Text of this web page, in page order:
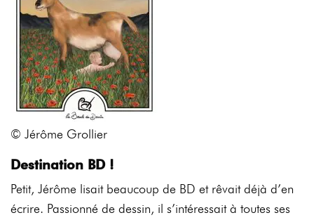
© Jérôme Grollier
Destination BD !
Petit, Jérôme lisait beaucoup de BD et rêvait déjà d’en
écrire. Passionné de dessin, il s’intéressait à toutes ses